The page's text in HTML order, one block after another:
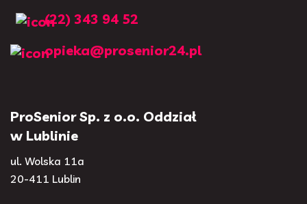
(22) 343 94 52
opieka@prosenior24.pl
ProSenior Sp. z o.o. Oddział
w Lublinie
ul. Wolska 11a
20-411 Lublin